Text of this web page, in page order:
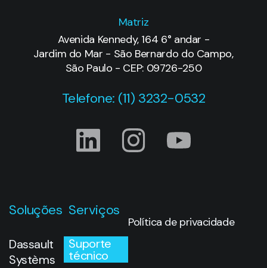
Matriz
Avenida Kennedy, 164 6° andar -
Jardim do Mar - São Bernardo do Campo,
São Paulo - CEP: 09726-250
Telefone: (11) 3232-0532
Soluções
Dassault
Systèms
Serviços
Suporte
técnico
Política de privacidade